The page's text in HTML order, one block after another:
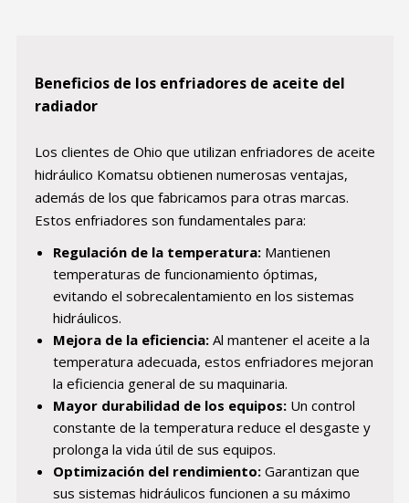
Beneficios de los enfriadores de aceite del
radiador
Los clientes de Ohio que utilizan enfriadores de aceite
hidráulico Komatsu obtienen numerosas ventajas,
además de los que fabricamos para otras marcas.
Estos enfriadores son fundamentales para:
Regulación de la temperatura:Mantienen
temperaturas de funcionamiento óptimas,
evitando el sobrecalentamiento en los sistemas
hidráulicos.
Mejora de la eficiencia:Al mantener el aceite a la
temperatura adecuada, estos enfriadores mejoran
la eficiencia general de su maquinaria.
Mayor durabilidad de los equipos:Un control
constante de la temperatura reduce el desgaste y
prolonga la vida útil de sus equipos.
Optimización del rendimiento:Garantizan que
sus sistemas hidráulicos funcionen a su máximo